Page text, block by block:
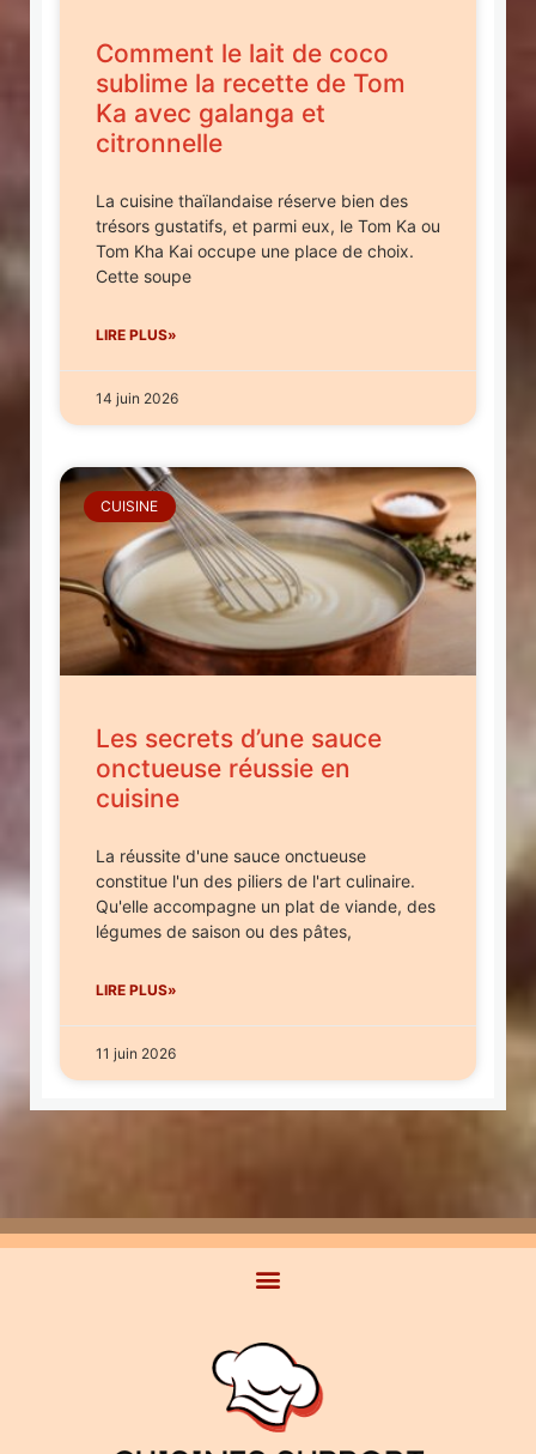
Comment le lait de coco
sublime la recette de Tom
Ka avec galanga et
citronnelle
La cuisine thaïlandaise réserve bien des
trésors gustatifs, et parmi eux, le Tom Ka ou
Tom Kha Kai occupe une place de choix.
Cette soupe
LIRE PLUS»
14 juin 2026
CUISINE
Les secrets d’une sauce
onctueuse réussie en
cuisine
La réussite d'une sauce onctueuse
constitue l'un des piliers de l'art culinaire.
Qu'elle accompagne un plat de viande, des
légumes de saison ou des pâtes,
LIRE PLUS»
11 juin 2026